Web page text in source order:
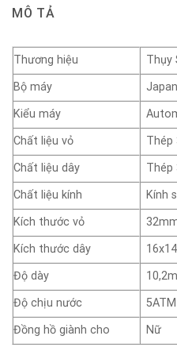
MÔ TẢ
Thương hiệu
Thụy
Bộ máy
Kiểu máy
Chất liệu vỏ
Thép
Chất liệu dây
Thép
Chất liệu kính
Kính
Kích thước vỏ
Kích thước dây
Độ dày
Độ chịu nước
5ATM
Đồng hồ giành cho
Nữ